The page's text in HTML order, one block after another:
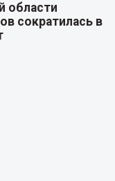
области
сократилась в